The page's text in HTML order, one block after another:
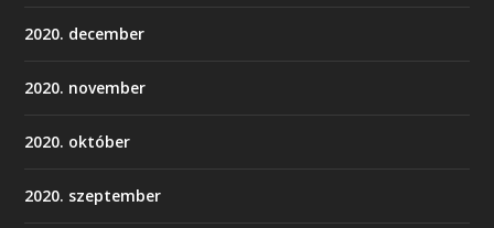
2020. december
2020. november
2020. október
2020. szeptember